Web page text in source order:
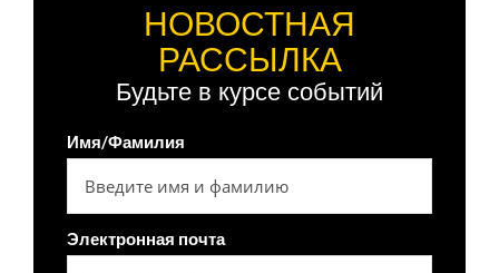
НОВОСТНАЯ
РАССЫЛКА
Будьте в курсе событий
Имя/Фамилия
Электронная почта